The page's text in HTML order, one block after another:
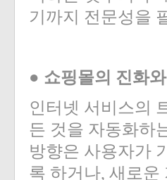
기까지 전문성을
● 쇼핑몰의 진화
인터넷 서비스의
든 것을 자동화하
방향은 사용자가
록 하거나, 새로